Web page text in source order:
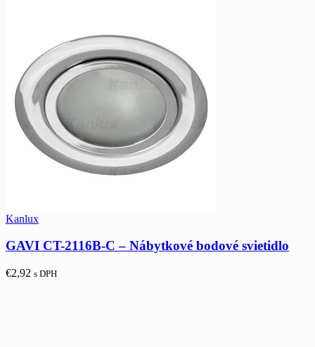
Kanlux
GAVI CT-2116B-C – Nábytkové bodové svietidlo
€2,92 s DPH